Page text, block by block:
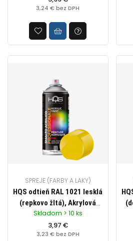
3,24 € bez DPH
SPREJE (FARBY A LAKY)
HQS odtieň RAL 1021 lesklá
(repkovo žltá), Akrylová
farba v spreji pre
profesionálne využitie,
objem 400ml
Skladom > 10 ks
3,97 €
3,23 € bez DPH